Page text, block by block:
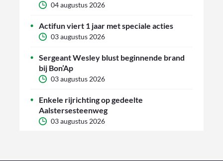
04 augustus 2026
Actifun viert 1 jaar met speciale acties
03 augustus 2026
Sergeant Wesley blust beginnende brand
bij Bon’Ap
03 augustus 2026
Enkele rijrichting op gedeelte
Aalstersesteenweg
03 augustus 2026